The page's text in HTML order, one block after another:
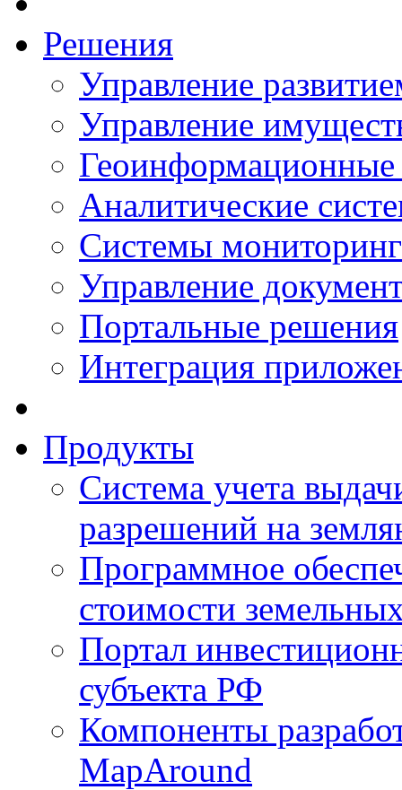
Решения
Управление
Управление
Аналитические
Системы
Управление
Портальные решения
Интеграция
Продукты
Система учета
разрешений на
Программное
стоимости
Портал
субъекта РФ
Компоненты
MapAround